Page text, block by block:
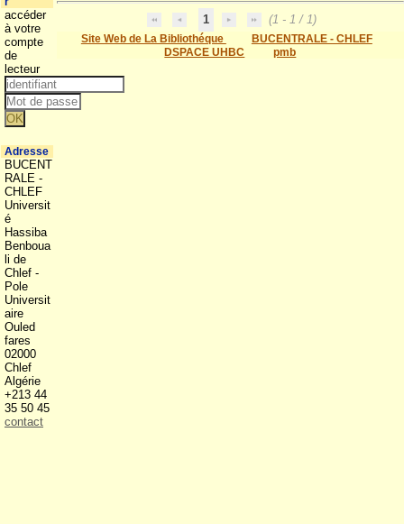
1 (1 - 1 / 1)
Site Web de La Bibliothéque
BUCENTRALE - CHLEF
DSPACE UHBC
pmb
accéder
à votre
compte
de
lecteur
Adresse
BUCENT
RALE -
CHLEF
Universit
é
Hassiba
Benboua
li de
Chlef -
Pole
Universit
aire
Ouled
fares
02000
Chlef
Algérie
+213 44
35 50 45
contact